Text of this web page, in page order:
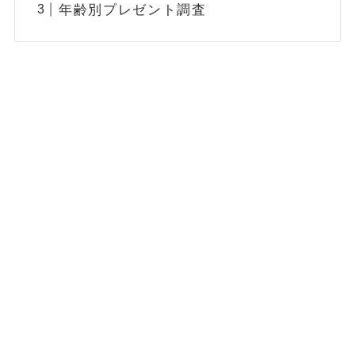
年齢別プレゼント調査